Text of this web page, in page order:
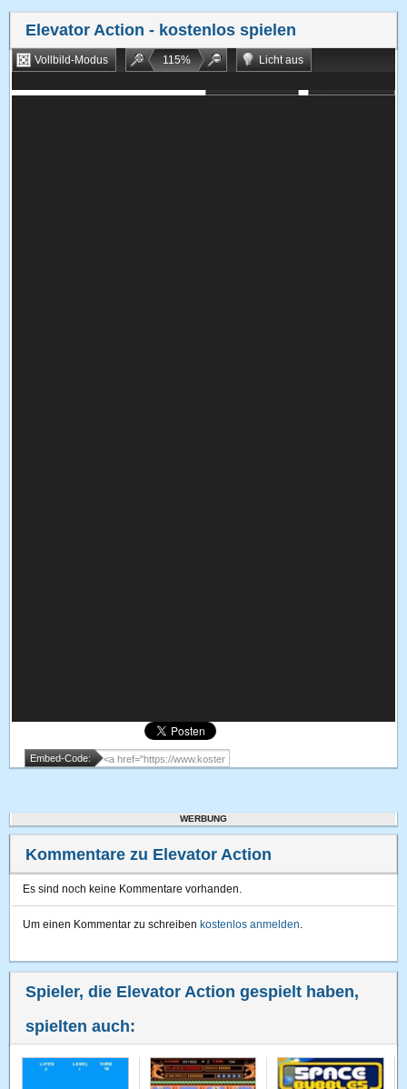
Elevator Action - kostenlos spielen
Vollbild-Modus 115%
Licht aus
Embed-Code:
WERBUNG
Kommentare zu Elevator Action
Es sind noch keine Kommentare vorhanden.
Um einen Kommentar zu schreiben kostenlos anmelden.
Spieler, die Elevator Action gespielt haben,
spielten auch: